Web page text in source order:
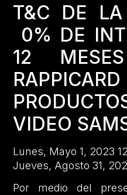
T&C DE LA
0% DE
12
VIDEO
Lunes, Mayo 1, 2023
Jueves, Agosto 31,
Por medio del